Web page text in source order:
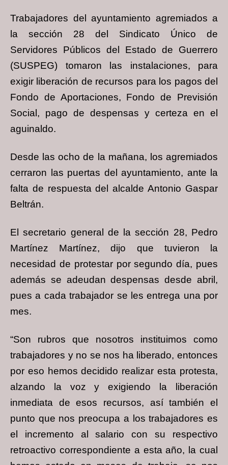
Trabajadores del ayuntamiento agremiados a
la sección 28 del Sindicato Único de
Servidores Públicos del Estado de Guerrero
(SUSPEG) tomaron las instalaciones, para
exigir liberación de recursos para los pagos del
Fondo de Aportaciones, Fondo de Previsión
Social, pago de despensas y certeza en el
aguinaldo.
Desde las ocho de la mañana, los agremiados
cerraron las puertas del ayuntamiento, ante la
falta de respuesta del alcalde Antonio Gaspar
Beltrán.
El secretario general de la sección 28, Pedro
Martínez Martínez, dijo que tuvieron la
necesidad de protestar por segundo día, pues
además se adeudan despensas desde abril,
pues a cada trabajador se les entrega una por
mes.
“Son rubros que nosotros instituimos como
trabajadores y no se nos ha liberado, entonces
por eso hemos decidido realizar esta protesta,
alzando la voz y exigiendo la liberación
inmediata de esos recursos, así también el
punto que nos preocupa a los trabajadores es
el incremento al salario con su respectivo
retroactivo correspondiente a esta año, la cual